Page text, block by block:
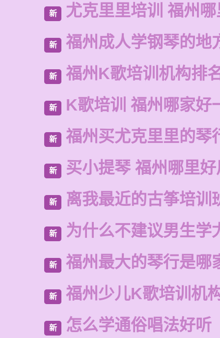
新 尤克里里培训 福州
新 福州成人学钢琴的地
新 福州K歌培训机构排
新 K歌培训 福州哪家好
新 福州买尤克里里的琴
新 买小提琴 福州哪里好
新 离我最近的古筝培训
新 为什么不建议男生学
新 福州最大的琴行是哪
新 福州少儿K歌培训机
新 怎么学通俗唱法好听